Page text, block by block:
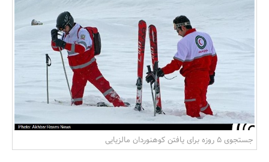
بانک، بیمه و سرمایه
مسکن و ساختمان
جستجوی 5 روزه برای یافتن کوهنوردان مالزیایی